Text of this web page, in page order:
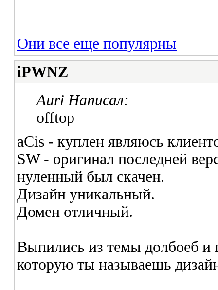
Они все еще популярны
iPWNZ
Auri Написал:
offtop
aCis - куплен являюсь
SW - оригинал последней
нуленный был скачен.
Дизайн уникальный.
Домен отличный.
Выпились из темы долбоеб и
которую ты называешь